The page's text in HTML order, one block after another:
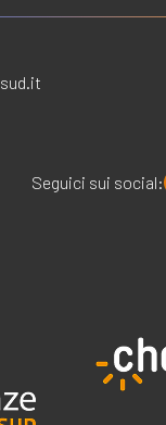
Seguici sui social: